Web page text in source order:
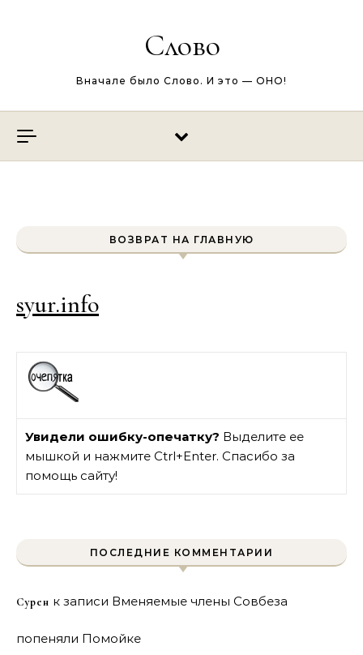
Слово
Вначале было Слово. И это — ОНО!
ВОЗВРАТ НА ГЛАВНУЮ
syur.info
Увидели ошибку-опечатку? Выделите ее
мышкой и нажмите Ctrl+Enter. Спасибо за
помощь сайту!
ПОСЛЕДНИЕ КОММЕНТАРИИ
Сурен к записи Вменяемые члены Совбеза
попеняли Помойке